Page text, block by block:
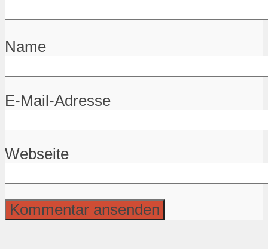
Name
E-Mail-Adresse
Webseite